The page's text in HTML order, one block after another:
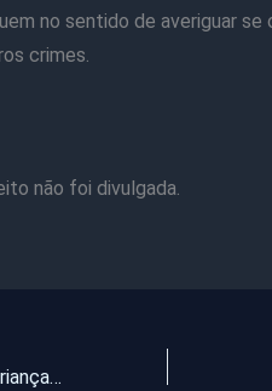
no sentido de averiguar
crimes.
não foi divulgada.
Celular explode enquanto criança de 6 anos assistia vídeo no interior do Ceará